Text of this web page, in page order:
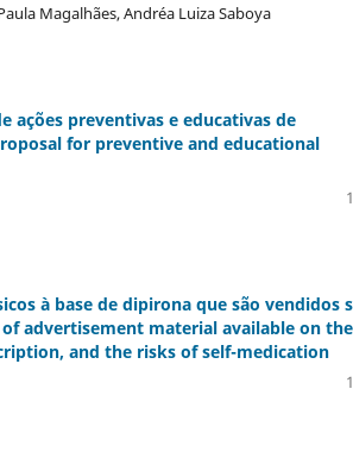
Magalhães, Andréa Luiza Saboya
ações preventivas e educativas de
for preventive and educational
à base de dipirona que são vendidos
advertisement material available on the
and the risks of self-medication